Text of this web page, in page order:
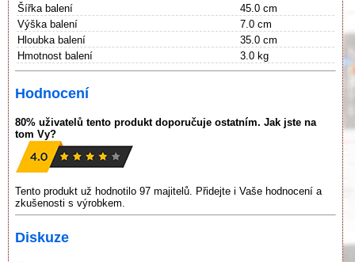
Šířka balení
45.0 cm
Výška balení
7.0 cm
Hloubka balení
35.0 cm
Hmotnost balení
3.0 kg
Hodnocení
80% uživatelů tento produkt doporučuje ostatním. Jak jste na
tom Vy?
Tento produkt už hodnotilo 97 majitelů. Přidejte i Vaše hodnocení a
zkušenosti s výrobkem.
Diskuze